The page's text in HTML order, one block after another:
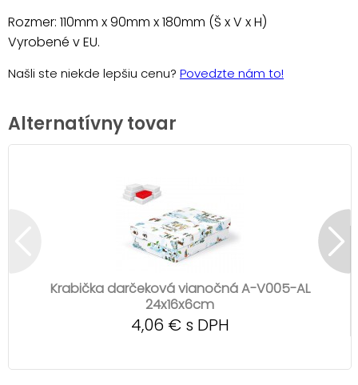
Rozmer: 110mm x 90mm x 180mm (Š x V x H)
Vyrobené v EU.
Našli ste niekde lepšiu cenu? Povedzte nám to!
Alternatívny tovar
Krabička darčeková vianočná A-V005-AL
24x16x6cm
4,06 € s DPH